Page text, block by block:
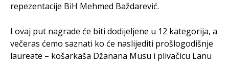
repezentacije BiH Mehmed Baždarević.
I ovaj put nagrade će biti dodijeljene u 12 kategorija, a
večeras ćemo saznati ko će naslijediti prošlogodišnje
laureate – košarkaša Džanana Musu i plivačicu Lanu